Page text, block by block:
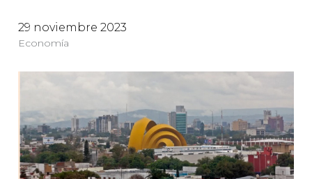
29 noviembre 2023
Economía